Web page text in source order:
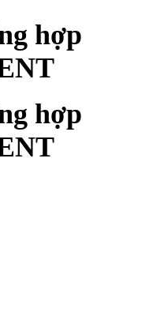
hợp
hợp